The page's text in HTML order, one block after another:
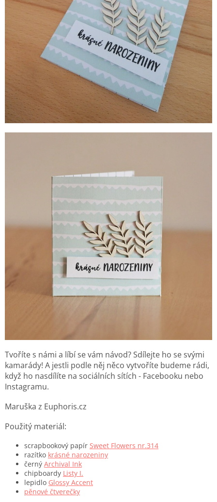
Tvoříte s námi a líbí se vám návod? Sdílejte ho se svými
kamarády! A jestli podle něj něco vytvoříte budeme rádi,
když ho nasdílíte na sociálních sítích - Facebooku nebo
Instagramu.
Maruška z Euphoris.cz
Použitý materiál:
scrapbookový papír Sweet Flowers nr.314
razítko krásné narozeniny
černý Archival Ink
chipboardy Listy I.
lepidlo Glossy Accent
pěnové čtverečky